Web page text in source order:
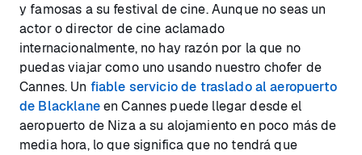
y famosas a su festival de cine. Aunque no seas un
actor o director de cine aclamado
internacionalmente, no hay razón por la que no
puedas viajar como uno usando nuestro chofer de
Cannes. Un fiable servicio de traslado al aeropuerto
de Blacklaneen Cannes puede llegar desde el
aeropuerto de Niza a su alojamiento en poco más de
media hora, lo que significa que no tendrá que